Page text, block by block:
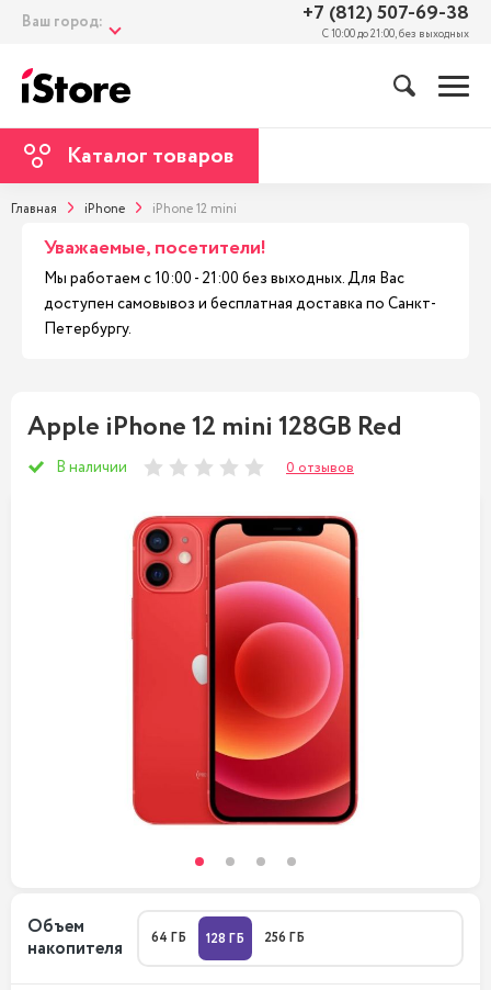
Ваш город: +7 (812) 507-69-38
С 10:00 до 21:00, без выходных
Каталог товаров
Главная iPhone iPhone 12 mini
Уважаемые, посетители!
Мы работаем с 10:00 - 21:00 без выходных. Для Вас
доступен самовывоз и бесплатная доставка по Санкт-
Петербургу.
Apple iPhone 12 mini 128GB Red
В наличии 0 отзывов
Объем
накопителя
64 ГБ 128 ГБ 256 ГБ